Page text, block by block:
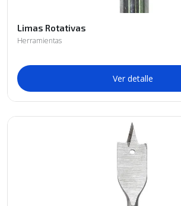
Limas Rotativas
Herramientas
Ver detalle